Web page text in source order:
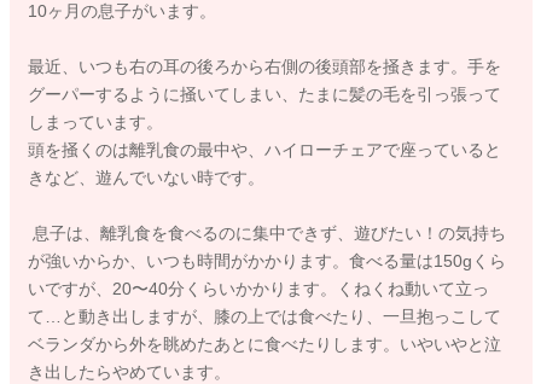
10ヶ月の息子がいます。
最近、いつも右の耳の後ろから右側の後頭部を掻きます。手を
グーパーするように掻いてしまい、たまに髪の毛を引っ張って
しまっています。
頭を掻くのは離乳食の最中や、ハイローチェアで座っていると
きなど、遊んでいない時です。
息子は、離乳食を食べるのに集中できず、遊びたい！の気持ち
が強いからか、いつも時間がかかります。食べる量は150gくら
いですが、20〜40分くらいかかります。くねくね動いて立っ
て…と動き出しますが、膝の上では食べたり、一旦抱っこして
ベランダから外を眺めたあとに食べたりします。いやいやと泣
き出したらやめています。